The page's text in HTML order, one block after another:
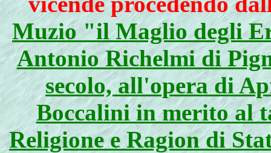
Muzio "il Maglio degli
Antonio Richelmi di
secolo, all'opera di
Boccalini in merito al
Religione e Ragion di